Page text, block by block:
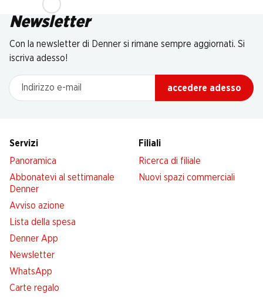
Newsletter
Con la newsletter di Denner si rimane sempre aggiornati. Si
iscriva adesso!
Indirizzo e-mail
accedere adesso
Servizi
Panoramica
Abbonatevi al settimanale
Denner
Avviso azione
Lista della spesa
Denner App
Newsletter
WhatsApp
Carte regalo
Filiali
Ricerca di filiale
Nuovi spazi commerciali